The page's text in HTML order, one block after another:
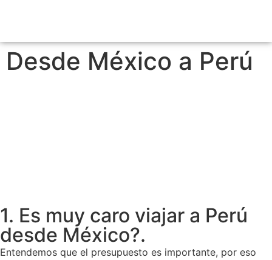
Desde México a Perú
1. Es muy caro viajar a Perú
desde México?.
Entendemos que el presupuesto es importante, por eso